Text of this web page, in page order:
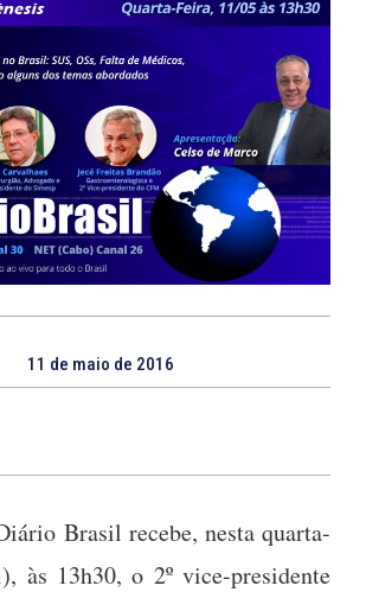
11 de maio de 2016
Brasil recebe, nesta quarta-
às 13h30, o 2º vice-presidente